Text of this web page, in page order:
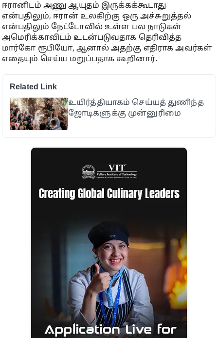
ஈரானிடம் அணு ஆயுதம் இருக்கக்கூடாது
என்பதிலும், ஈரான் உலகிற்கு ஒரு அச்சுறுத்தல்
என்பதிலும் நேட்டோவில் உள்ள பல நாடுகள்
அமெரிக்காவிடம் உடன்படுவதாக தெரிவித்த
மார்கோ ரூபியோ, ஆனால் அதற்கு எதிராக அவர்கள்
எதையும் செய்ய மறுப்பதாக கூறினார்.
Related Link
உயிர்த்தியாகம் செய்யத் துணிந்த
ஜோடிகளுக்கு முன்னுரிமை